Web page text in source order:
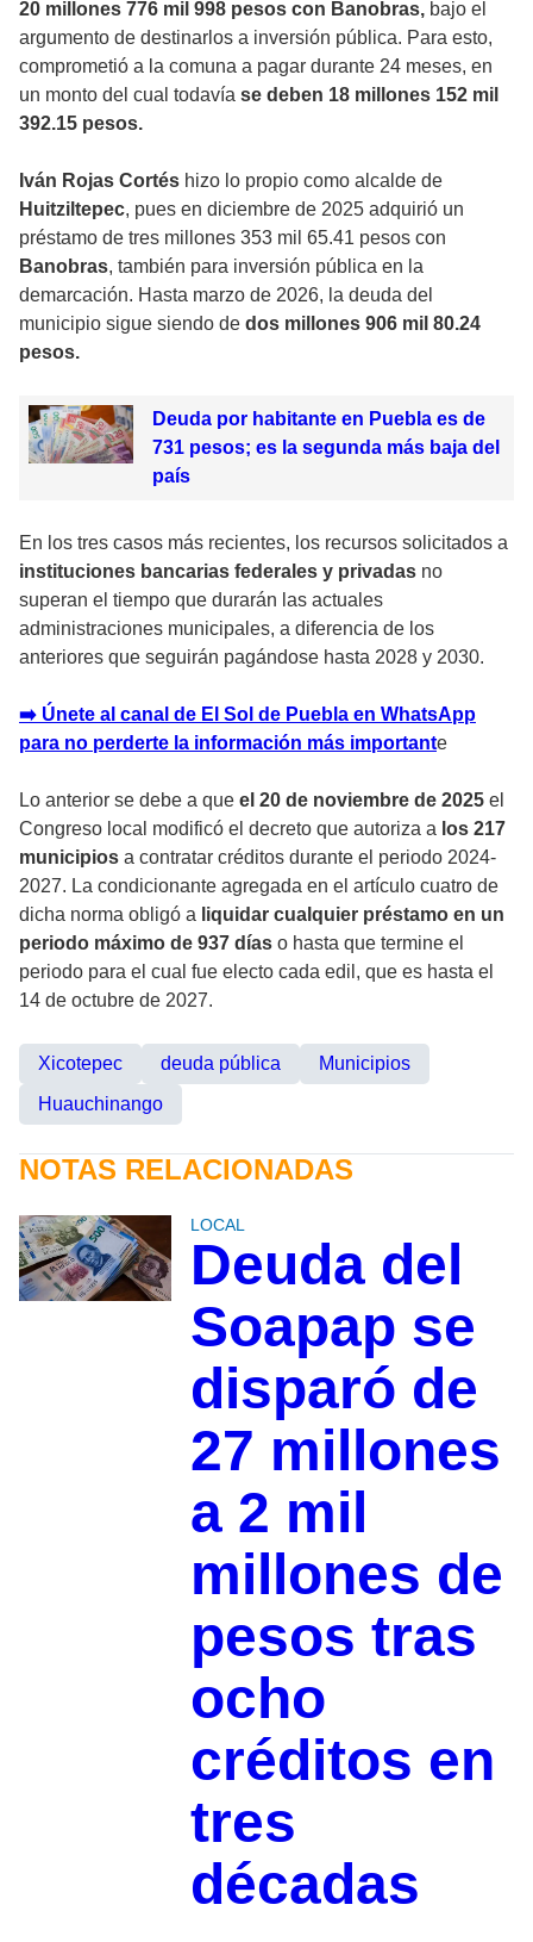
20 millones 776 mil 998 pesos con Banobras, bajo el
argumento de destinarlos a inversión pública. Para esto,
comprometió a la comuna a pagar durante 24 meses, en
un monto del cual todavía se deben 18 millones 152 mil
392.15 pesos.
Iván Rojas Cortés hizo lo propio como alcalde de
Huitziltepec, pues en diciembre de 2025 adquirió un
préstamo de tres millones 353 mil 65.41 pesos con
Banobras, también para inversión pública en la
demarcación. Hasta marzo de 2026, la deuda del
municipio sigue siendo de dos millones 906 mil 80.24
pesos.
Deuda por habitante en Puebla es de
731 pesos; es la segunda más baja del
país
En los tres casos más recientes, los recursos solicitados a
instituciones bancarias federales y privadas no
superan el tiempo que durarán las actuales
administraciones municipales, a diferencia de los
anteriores que seguirán pagándose hasta 2028 y 2030.
➡️ Únete al canal de El Sol de Puebla en WhatsApp
para no perderte la información más importante
Lo anterior se debe a que el 20 de noviembre de 2025 el
Congreso local modificó el decreto que autoriza a los 217
municipios a contratar créditos durante el periodo 2024-
2027. La condicionante agregada en el artículo cuatro de
dicha norma obligó a liquidar cualquier préstamo en un
periodo máximo de 937 días o hasta que termine el
periodo para el cual fue electo cada edil, que es hasta el
14 de octubre de 2027.
Xicotepec deuda pública
Municipios
Huauchinango
NOTAS RELACIONADAS
LOCAL
Deuda del
Soapap se
disparó de
27 millones
a 2 mil
millones de
pesos tras
ocho
créditos en
tres
décadas